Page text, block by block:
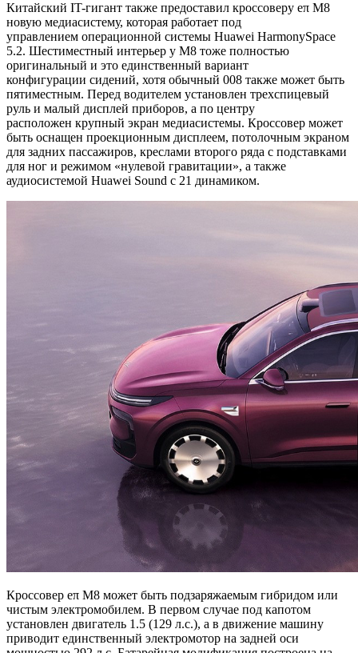
Китайский IT-гигант также предоставил кроссоверу eπ M8
новую медиасистему, которая работает под
управлением операционной системы Huawei HarmonySpace
5.2. Шестиместный интерьер у M8 тоже полностью
оригинальный и это единственный вариант
конфигурации сидений, хотя обычный 008 также может быть
пятиместным. Перед водителем установлен трехспицевый
руль и малый дисплей приборов, а по центру
расположен крупный экран медиасистемы. Кроссовер может
быть оснащен проекционным дисплеем, потолочным экраном
для задних пассажиров, креслами второго ряда с подставками
для ног и режимом «нулевой гравитации», а также
аудиосистемой Huawei Sound с 21 динамиком.
Кроссовер eπ M8 может быть подзаряжаемым гибридом или
чистым электромобилем. В первом случае под капотом
установлен двигатель 1.5 (129 л.с.), а в движение машину
приводит единственный электромотор на задней оси